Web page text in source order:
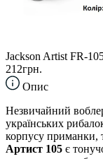
Jackson Artist FR-
212грн.
Опис
Незвичайний
українських
корпусу приманки,
Артист 105 є